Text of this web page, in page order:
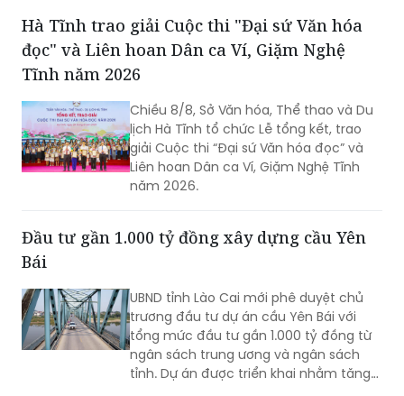
Hà Tĩnh trao giải Cuộc thi "Đại sứ Văn hóa
đọc" và Liên hoan Dân ca Ví, Giặm Nghệ
Tĩnh năm 2026
Chiều 8/8, Sở Văn hóa, Thể thao và Du
lịch Hà Tĩnh tổ chức Lễ tổng kết, trao
giải Cuộc thi “Đại sứ Văn hóa đọc” và
Liên hoan Dân ca Ví, Giặm Nghệ Tĩnh
năm 2026.
Đầu tư gần 1.000 tỷ đồng xây dựng cầu Yên
Bái
UBND tỉnh Lào Cai mới phê duyệt chủ
trương đầu tư dự án cầu Yên Bái với
tổng mức đầu tư gần 1.000 tỷ đồng từ
ngân sách trung ương và ngân sách
tỉnh. Dự án được triển khai nhằm tăng